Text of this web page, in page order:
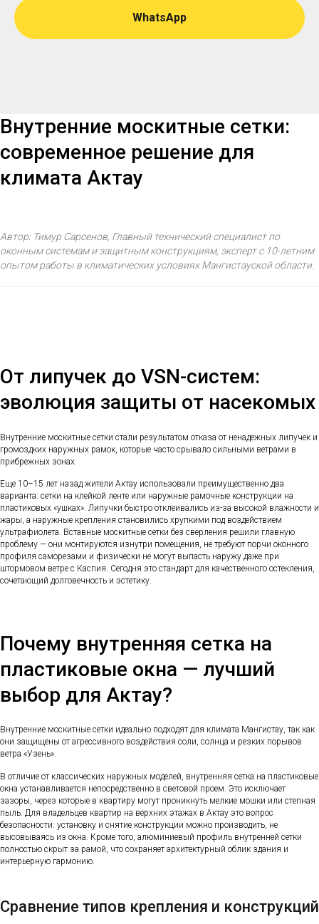
WhatsApp
Внутренние москитные сетки:
современное решение для
климата Актау
Автор: Тимур Сарсенов, Главный технический специалист по
оконным системам и защитным конструкциям, эксперт с 10-летним
опытом работы в климатических условиях Мангистауской области.
От липучек до VSN-систем:
эволюция защиты от насекомых
Внутренние москитные сетки стали результатом отказа от ненадежных липучек и
громоздких наружных рамок, которые часто срывало сильными ветрами в
прибрежных зонах.
Еще 10–15 лет назад жители Актау использовали преимущественно два
варианта: сетки на клейкой ленте или наружные рамочные конструкции на
пластиковых «ушках». Липучки быстро отклеивались из-за высокой влажности и
жары, а наружные крепления становились хрупкими под воздействием
ультрафиолета. Вставные москитные сетки без сверления решили главную
проблему — они монтируются изнутри помещения, не требуют порчи оконного
профиля саморезами и физически не могут выпасть наружу даже при
штормовом ветре с Каспия. Сегодня это стандарт для качественного остекления,
сочетающий долговечность и эстетику.
Почему внутренняя сетка на
пластиковые окна — лучший
выбор для Актау?
Внутренние москитные сетки идеально подходят для климата Мангистау, так как
они защищены от агрессивного воздействия соли, солнца и резких порывов
ветра «Узень».
В отличие от классических наружных моделей, внутренняя сетка на пластиковые
окна устанавливается непосредственно в световой проем. Это исключает
зазоры, через которые в квартиру могут проникнуть мелкие мошки или степная
пыль. Для владельцев квартир на верхних этажах в Актау это вопрос
безопасности: установку и снятие конструкции можно производить, не
высовываясь из окна. Кроме того, алюминиевый профиль внутренней сетки
полностью скрыт за рамой, что сохраняет архитектурный облик здания и
интерьерную гармонию.
Сравнение типов крепления и конструкций